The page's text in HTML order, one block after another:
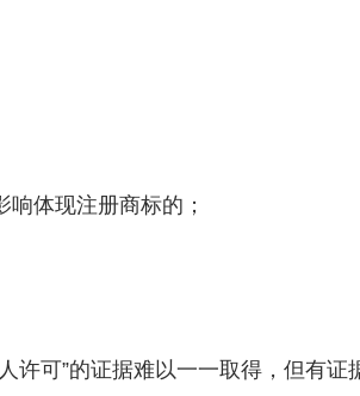
体现注册商标的；
可”的证据难以一一取得，但有证